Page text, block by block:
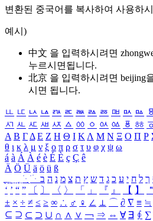
변환된 중국어를 복사하여 사용하
예시)
中文 을 입력하시려면
누르시면됩니다.
北京 을 입력하시려면 beijing
시면 됩니다.
ㅥ ㅦ ㅧ ㅨ ㅩ ㅪ ㅫ ㅬ ㅭ ㅮ ㅯ ㅰ ㅱ
ㅺ ㅻ ㅼ ㅽ ㅾ ㅿ ㆀ ㆁ ㆂ ㆃ ㆄ ㆅ
Α Β ΓΔ Ε Ζ Η Θ Ι ΚΛ Μ Ν Ξ Ο Π Ρ
θ ι κ λ μ ν ξ ο π ρ σ τ υ φ χ ψ ω
á à Á À é è É È ç Ç ê
Ä Ö Ü ä ö ü ß
ִֶֹ ֻּ ׁׂ ך ל ח י ע כ ג ד ש ץ ת צ מ נ ה ב
‘ ’ “ ” 〔 〕 〈 〉 「 」 『 』 【 】 ＂
± × ÷ ≠ ≤ ≥ ∞ ∴ ♂ ♀ ∠ ⊥ ⌒ ∂ ∇ ≡ ≒
⊆ ⊇ ⊂ ⊃ ∪ ∩ ∧ ∨ ￢ ⇒ ⇔ ∀ ∃ ∮ ∑